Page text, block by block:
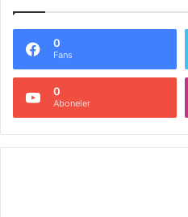
0
Fans
0
Aboneler